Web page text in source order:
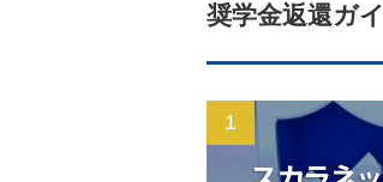
奨学金返還ガ